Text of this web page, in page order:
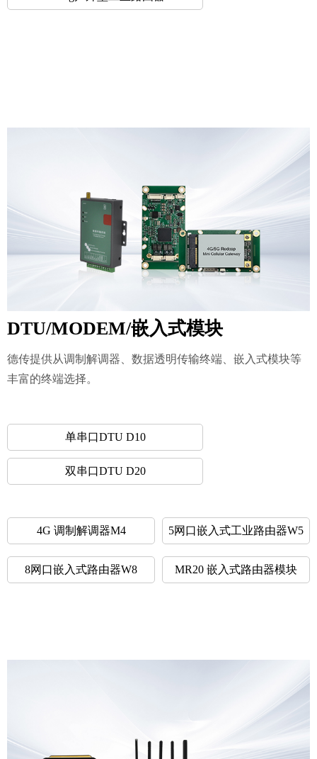
DTU/MODEM/嵌入式模块
德传提供从调制解调器、数据透明传输终端、嵌入式模块等
丰富的终端选择。
单串口DTU D10
双串口DTU D20
4G 调制解调器M4 5网口嵌入式工业路由器W5
8网口嵌入式路由器W8 MR20 嵌入式路由器模块